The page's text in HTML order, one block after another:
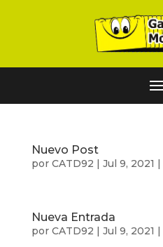
Nuevo Post
por CATD92 | Jul 9, 2021 |
Nueva Entrada
por CATD92 | Jul 9, 2021 |